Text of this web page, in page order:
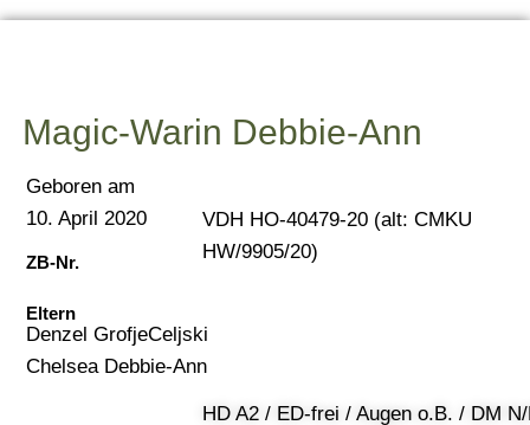
Magic-Warin Debbie-Ann
Geboren am
10. April 2020
ZB-Nr.
VDH HO-40479-20 (alt: CMKU
HW/9905/20)
Eltern
Denzel GrofjeCeljski
Chelsea Debbie-Ann
HD A2 / ED-frei / Augen o.B. / DM